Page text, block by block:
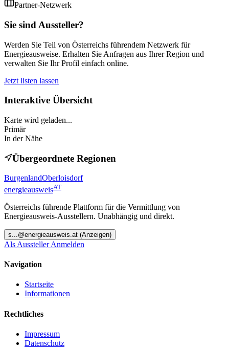
Partner-Netzwerk
Sie sind Aussteller?
Werden Sie Teil von Österreichs führendem Netzwerk für
Energieausweise. Erhalten Sie Anfragen aus Ihrer Region und
verwalten Sie Ihr Profil einfach online.
Jetzt listen lassen
Interaktive Übersicht
Karte wird geladen...
Primär
In der Nähe
Übergeordnete Regionen
BurgenlandOberloisdorf
energieausweisAT
Österreichs führende Plattform für die Vermittlung von
Energieausweis-Ausstellern. Unabhängig und direkt.
s ...@energieausweis.at (Anzeigen)
Als Aussteller Anmelden
Navigation
Startseite
Informationen
Rechtliches
Impressum
Datenschutz